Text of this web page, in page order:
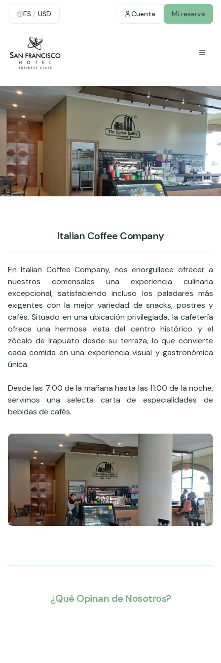
ES / USD Cuenta Mi reserva
Italian Coffee Company
En Italian Coffee Company, nos enorgullece ofrecer a
nuestros comensales una experiencia culinaria
excepcional, satisfaciendo incluso los paladares más
exigentes con la mejor variedad de snacks, postres y
cafés. Situado en una ubicación privilegiada, la cafetería
ofrece una hermosa vista del centro histórico y el
zócalo de Irapuato desde su terraza, lo que convierte
cada comida en una experiencia visual y gastronómica
única.
Desde las 7:00 de la mañana hasta las 11:00 de la noche,
servimos una selecta carta de especialidades de
bebidas de cafés.
¿Qué Opinan de Nosotros?